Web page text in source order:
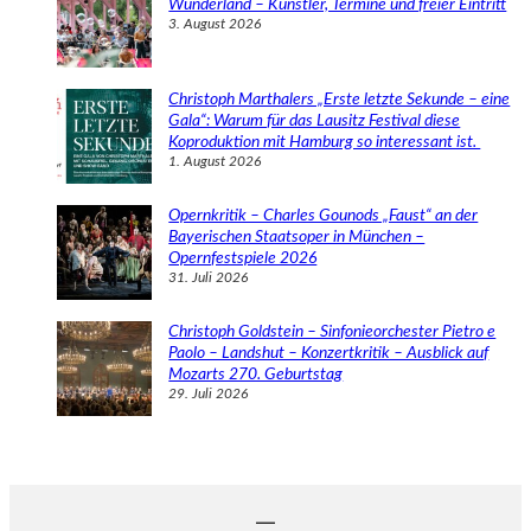
Wunderland – Künstler, Termine und freier Eintritt
3. August 2026
Christoph Marthalers „Erste letzte Sekunde – eine
Gala“: Warum für das Lausitz Festival diese
Koproduktion mit Hamburg so interessant ist.
1. August 2026
Opernkritik – Charles Gounods „Faust“ an der
Bayerischen Staatsoper in München –
Opernfestspiele 2026
31. Juli 2026
Christoph Goldstein – Sinfonieorchester Pietro e
Paolo – Landshut – Konzertkritik – Ausblick auf
Mozarts 270. Geburtstag
29. Juli 2026